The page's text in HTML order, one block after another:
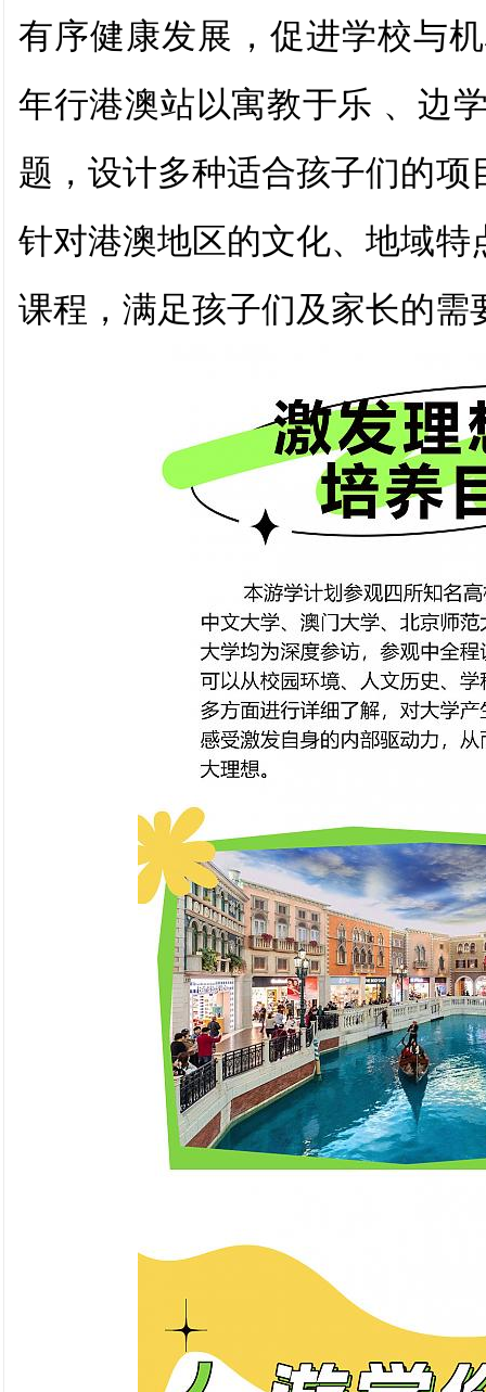
有序健康发展，促进学校与
年行港澳站以寓教于乐 、边
题，设计多种适合孩子们的项
针对港澳地区的文化、地域
课程，满足孩子们及家长的需